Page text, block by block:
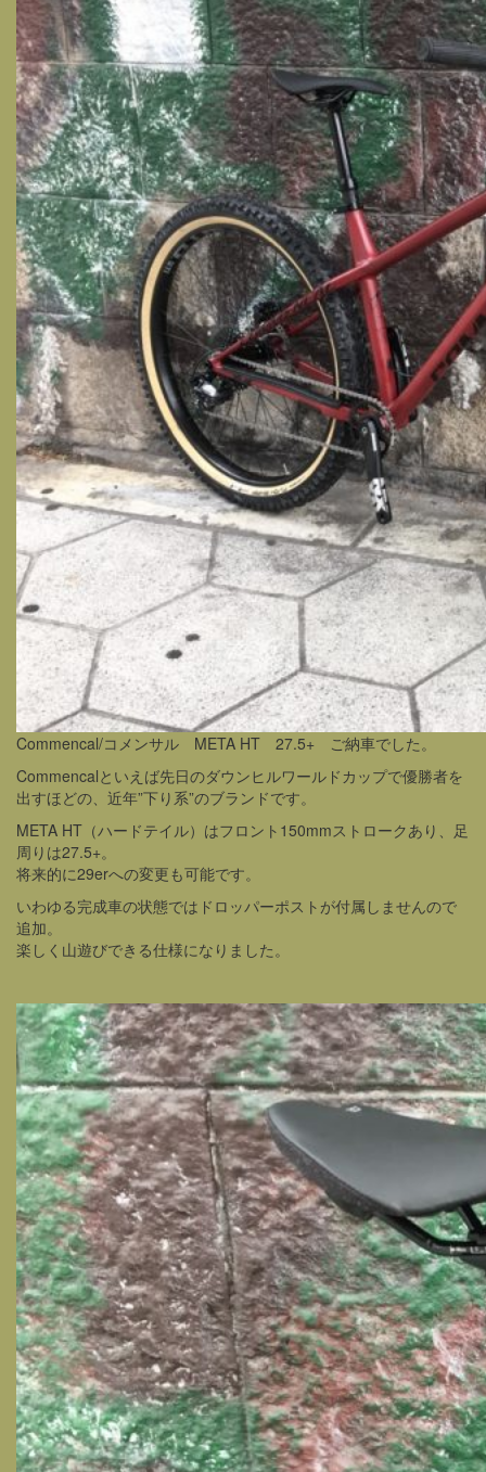
Commencal/コメンサル META HT 27.5+ ご納車でした。
Commencalといえば先日のダウンヒルワールドカップで優勝者を
出すほどの、近年”下り系”のブランドです。
META HT（ハードテイル）はフロント150mmストロークあり、足
周りは27.5+。
将来的に29erへの変更も可能です。
いわゆる完成車の状態ではドロッパーポストが付属しませんので
追加。
楽しく山遊びできる仕様になりました。